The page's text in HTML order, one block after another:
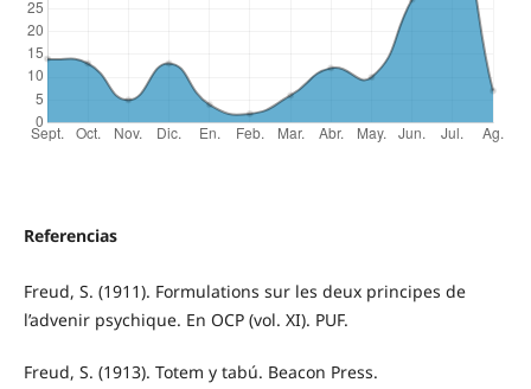
Referencias
Freud, S. (1911). Formulations sur les deux principes de
l’advenir psychique. En OCP (vol. XI). PUF.
Freud, S. (1913). Totem y tabú. Beacon Press.